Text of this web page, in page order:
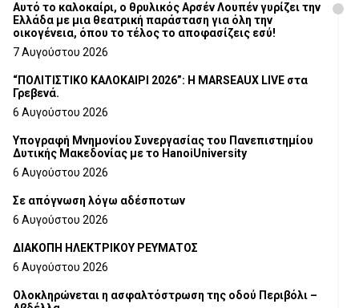
Αυτό το καλοκαίρι, ο θρυλικός Αρσέν Λουπέν γυρίζει την
Ελλάδα με μια θεατρική παράσταση για όλη την
οικογένεια, όπου το τέλος το αποφασίζεις εσύ!
7 Αυγούστου 2026
“ΠΟΛΙΤΙΣΤΙΚΟ ΚΑΛΟΚΑΙΡΙ 2026”: Η MARSEAUX LIVE στα
Γρεβενά.
6 Αυγούστου 2026
Υπογραφή Μνημονίου Συνεργασίας του Πανεπιστημίου
Δυτικής Μακεδονίας με το HanoiUniversity
6 Αυγούστου 2026
Σε απόγνωση λόγω αδέσποτων
6 Αυγούστου 2026
ΔΙΑΚΟΠΗ ΗΛΕΚΤΡΙΚΟΥ ΡΕΥΜΑΤΟΣ
6 Αυγούστου 2026
Ολοκληρώνεται η ασφαλτόστρωση της οδού Περιβόλι –